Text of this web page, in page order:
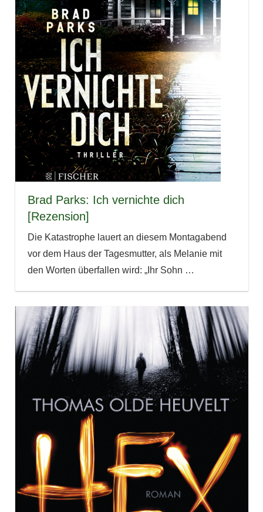
Brad Parks: Ich vernichte dich
[Rezension]
Die Katastrophe lauert an diesem Montagabend
vor dem Haus der Tagesmutter, als Melanie mit
den Worten überfallen wird: „Ihr Sohn …